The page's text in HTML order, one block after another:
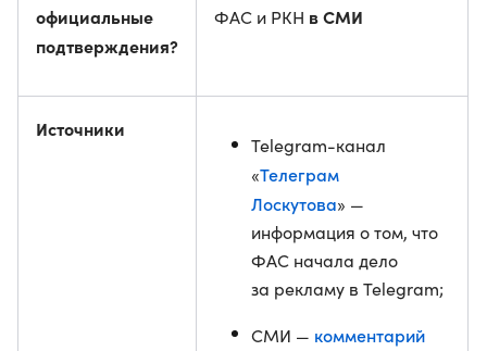
официальные
подтверждения?
ФАС и РКН в СМИ
Источники
Telegram-канал
«Телеграм
Лоскутова» —
информация о том, что
ФАС начала дело
за рекламу в Telegram;
СМИ — комментарий